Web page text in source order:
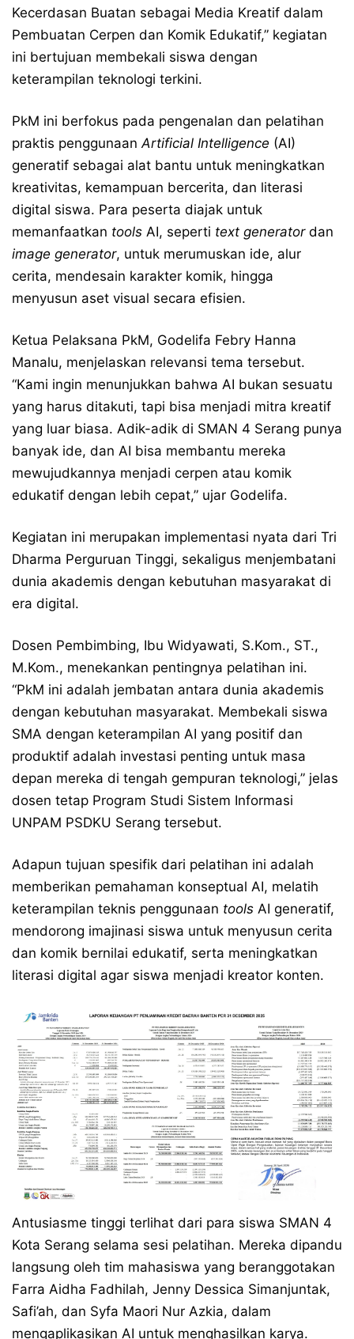
Kecerdasan Buatan sebagai Media Kreatif dalam
Pembuatan Cerpen dan Komik Edukatif,” kegiatan
ini bertujuan membekali siswa dengan
keterampilan teknologi terkini.
PkM ini berfokus pada pengenalan dan pelatihan
praktis penggunaanArtificial Intelligence (AI)
generatif sebagai alat bantu untuk meningkatkan
kreativitas, kemampuan bercerita, dan literasi
digital siswa. Para peserta diajak untuk
memanfaatkan tools AI, seperti text generatordan
image generator, untuk merumuskan ide, alur
cerita, mendesain karakter komik, hingga
menyusun aset visual secara efisien.
Ketua Pelaksana PkM, Godelifa Febry Hanna
Manalu, menjelaskan relevansi tema tersebut.
“Kami ingin menunjukkan bahwa AI bukan sesuatu
yang harus ditakuti, tapi bisa menjadi mitra kreatif
yang luar biasa. Adik-adik di SMAN 4 Serang punya
banyak ide, dan AI bisa membantu mereka
mewujudkannya menjadi cerpen atau komik
edukatif dengan lebih cepat,” ujar Godelifa.
Kegiatan ini merupakan implementasi nyata dari Tri
Dharma Perguruan Tinggi, sekaligus menjembatani
dunia akademis dengan kebutuhan masyarakat di
era digital.
Dosen Pembimbing, Ibu Widyawati, S.Kom., ST.,
M.Kom., menekankan pentingnya pelatihan ini.
“PkM ini adalah jembatan antara dunia akademis
dengan kebutuhan masyarakat. Membekali siswa
SMA dengan keterampilan AI yang positif dan
produktif adalah investasi penting untuk masa
depan mereka di tengah gempuran teknologi,” jelas
dosen tetap Program Studi Sistem Informasi
UNPAM PSDKU Serang tersebut.
Adapun tujuan spesifik dari pelatihan ini adalah
memberikan pemahaman konseptual AI, melatih
keterampilan teknis penggunaan tools AI generatif,
mendorong imajinasi siswa untuk menyusun cerita
dan komik bernilai edukatif, serta meningkatkan
literasi digital agar siswa menjadi kreator konten.
Antusiasme tinggi terlihat dari para siswa SMAN 4
Kota Serang selama sesi pelatihan. Mereka dipandu
langsung oleh tim mahasiswa yang beranggotakan
Farra Aidha Fadhilah, Jenny Dessica Simanjuntak,
Safi’ah, dan Syfa Maori Nur Azkia, dalam
mengaplikasikan AI untuk menghasilkan karya.